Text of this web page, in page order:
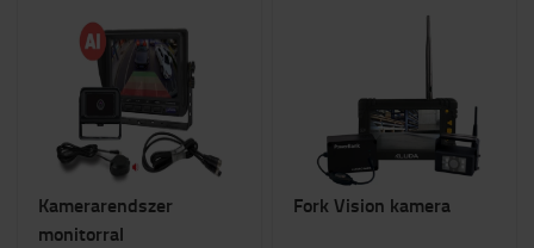
Kamerarendszer
monitorral
Fork Vision kamera